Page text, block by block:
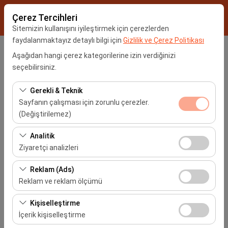
Çerez Tercihleri
Sitemizin kullanışını iyileştirmek için çerezlerden
faydalanmaktayız detaylı bilgi için Gizlilik ve Çerez Politikası
Aşağıdan hangi çerez kategorilerine izin verdiğinizi
seçebilirsiniz.
Gerekli & Teknik
Sayfanın çalışması için zorunlu çerezler.
(Değiştirilemez)
Bu çerezler sitenin doğru şekilde çalışması, güvenlik,
oturum yönetimi ve temel işlevler için gereklidir. Devre
dışı bırakılamaz.
Analitik
Ziyaretçi analizleri
Bu çerezler, sitemizin nasıl kullanıldığını (ziyaretçi sayısı,
en çok ziyaret edilen sayfalar, kullanıcı davranışları)
analiz etmemizi sağlar. Bu veriler, web sitesi
performansını ölçmek ve kullanıcı deneyimini sürekli
iyileştirmek için kullanılır.
Reklam (Ads)
Reklam ve reklam ölçümü
Bu çerezler, size ilgi alanlarınıza uygun kişiselleştirilmiş
reklamlar göstermemize ve reklam kampanyalarımızın
etkinliğini (gösterim sayısı, tıklama oranı) ölçmemize
Kişiselleştirme
İçerik kişiselleştirme
Araç Alış Yeri
Farklı yerde bırakmak istiyorum
Araç Alım Tarihi
Araç Teslim Tarihi
09:00